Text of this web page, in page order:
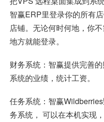
智赢ERP里登录你的所有
店铺。无论何时何地，你
地方就能登录。
财务系统：智赢提供完善
系统的业绩，统计工资。
任务系统：智赢
务系统， 可以在本机实现